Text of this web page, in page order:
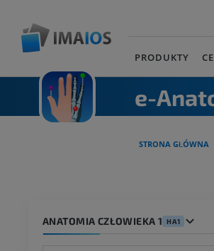
PRODUKTY
e-
STRONA GŁÓWNA
ANATOMIA CZŁOWIEKA 1 HA1